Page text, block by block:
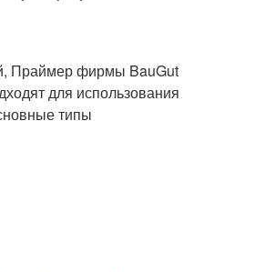
Праймер фирмы BauGut
для использования
типы